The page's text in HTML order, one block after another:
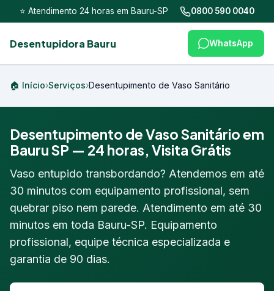
⭐ Atendimento 24 horas em Bauru-SP 0800 590 0040
Desentupidora Bauru WhatsApp
🏠 Início›Serviços›Desentupimento de Vaso Sanitário
Desentupimento de Vaso Sanitário em
Bauru SP — 24 horas, Visita Grátis
Vaso entupido transbordando? Atendemos em até
30 minutos com equipamento profissional, sem
quebrar piso nem parede. Atendimento em até 30
minutos em toda Bauru-SP. Equipamento
profissional, equipe técnica especializada e
garantia de 90 dias.